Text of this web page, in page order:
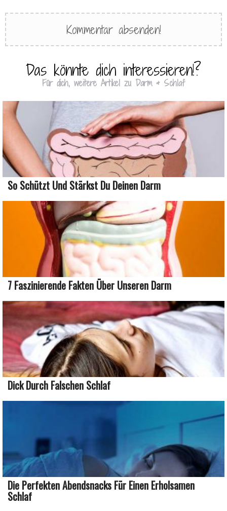
Das könnte dich interessieren!?
Für dich, weitere Artikel zu Darm & Schlaf
So Schützt Und Stärkst Du Deinen Darm
7 Faszinierende Fakten Über Unseren Darm
Dick Durch Falschen Schlaf
Die Perfekten Abendsnacks Für Einen Erholsamen
Schlaf